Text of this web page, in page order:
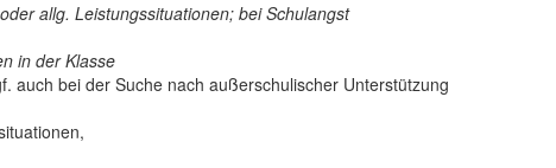
allg. Leistungssituationen; bei Schulangst
in der Klasse
auch bei der Suche nach außerschulischer Unterstützung